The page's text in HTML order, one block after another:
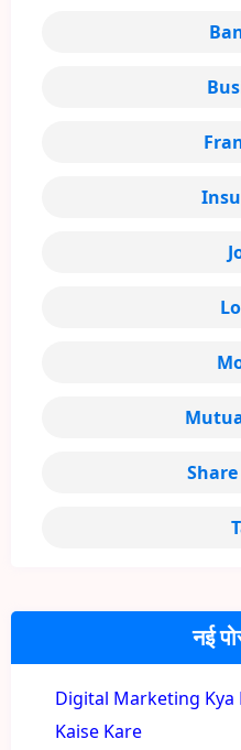
नई
Digital Marketing
Kaise Kare